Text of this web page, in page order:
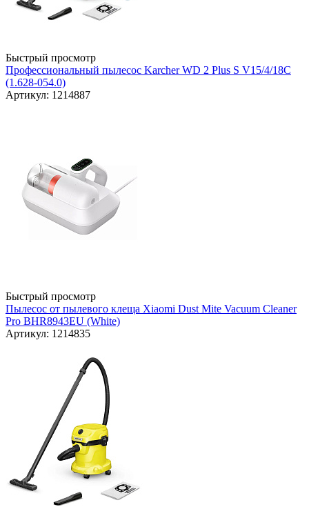
Быстрый просмотр
Профессиональный пылесос Karcher WD 2 Plus S V15/4/18C
(1.628-054.0)
Артикул: 1214887
Быстрый просмотр
Пылесос от пылевого клеща Xiaomi Dust Mite Vacuum Cleaner
Pro BHR8943EU (White)
Артикул: 1214835